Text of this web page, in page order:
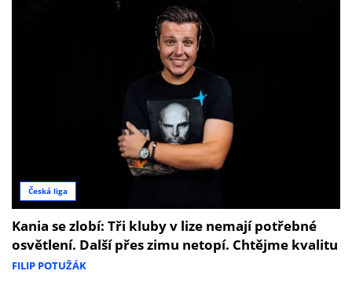
Česká liga
Kania se zlobí: Tři kluby v lize nemají potřebné
osvětlení. Další přes zimu netopí. Chtějme kvalitu
FILIP POTUŽÁK